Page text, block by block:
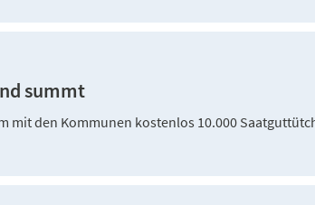
summt
mit den Kommunen kostenlos 10.000